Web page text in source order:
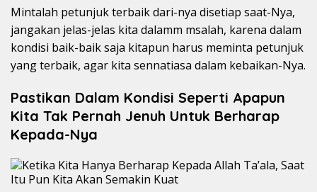
Mintalah petunjuk terbaik dari-nya disetiap saat-Nya,
jangakan jelas-jelas kita dalamm msalah, karena dalam
kondisi baik-baik saja kitapun harus meminta petunjuk
yang terbaik, agar kita sennatiasa dalam kebaikan-Nya.
Pastikan Dalam Kondisi Seperti Apapun
Kita Tak Pernah Jenuh Untuk Berharap
Kepada-Nya